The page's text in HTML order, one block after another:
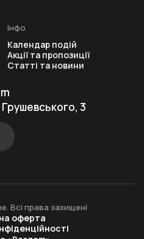
Інфо
Календар подій
Акції та пропозиції
Статті та новини
3
Всі права захищені
оферта